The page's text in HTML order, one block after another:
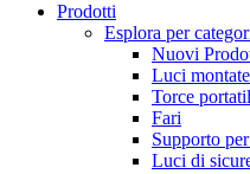
Prodotti
Esplora per
Nuovi
Luci
Torce
Fari
Supporto
Luci di